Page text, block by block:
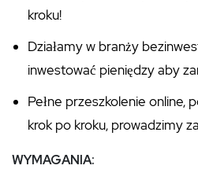
kroku!
Działamy w branży
inwestować pieniędzy aby
Pełne przeszkolenie online,
krok po kroku, prowadzimy
WYMAGANIA: